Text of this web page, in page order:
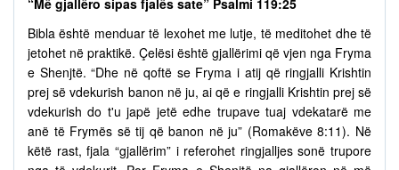
“Më gjallëro sipas fjalës sate” Psalmi 119:25
Bibla është menduar të lexohet me lutje, të meditohet dhe të
jetohet në praktikë. Çelësi është gjallërimi që vjen nga Fryma
e Shenjtë. “Dhe në qoftë se Fryma i atij që ringjalli Krishtin
prej së vdekurish banon në ju, ai që e ringjalli Krishtin prej së
vdekurish do t'u japë jetë edhe trupave tuaj vdekatarë me
anë të Frymës së tij që banon në ju” (Romakëve 8:11). Në
këtë rast, fjala “gjallërim” i referohet ringjalljes sonë trupore